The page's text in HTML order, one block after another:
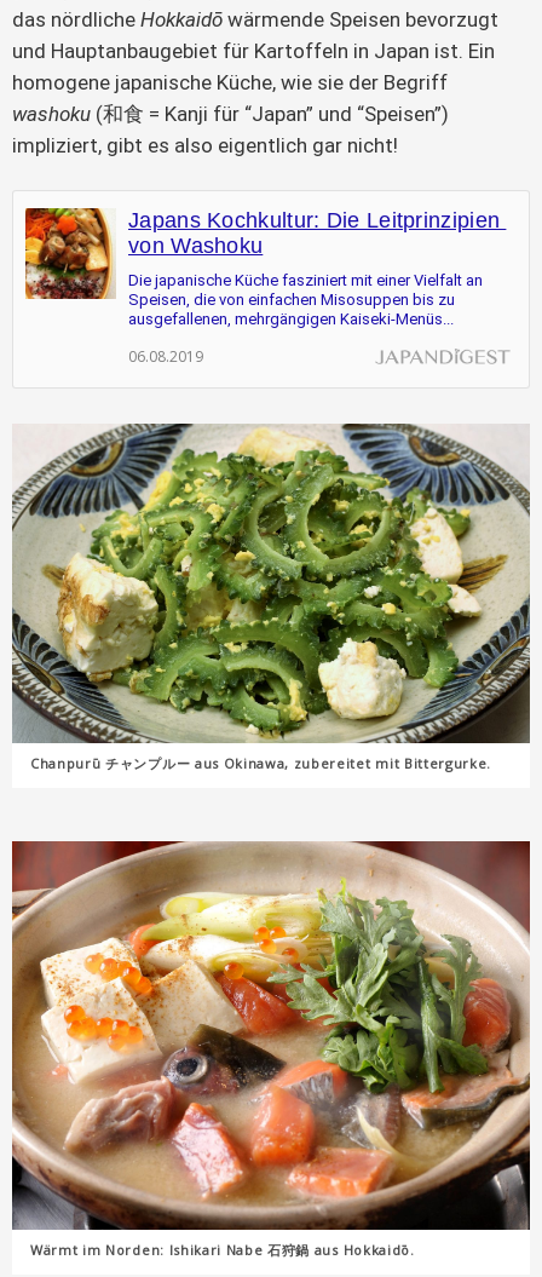
das nördliche Hokkaidō wärmende Speisen bevorzugt
und Hauptanbaugebiet für Kartoffeln in Japan ist. Ein
homogene japanische Küche, wie sie der Begriff
washoku (和食 = Kanji für “Japan” und “Speisen”)
impliziert, gibt es also eigentlich gar nicht!
Japans Kochkultur: Die Leitprinzipien
von Washoku
Die japanische Küche fasziniert mit einer Vielfalt an
Speisen, die von einfachen Misosuppen bis zu
ausgefallenen, mehrgängigen Kaiseki-Menüs...
06.08.2019
Chanpurū チャンプルー aus Okinawa, zubereitet mit Bittergurke.
Wärmt im Norden: Ishikari Nabe 石狩鍋 aus Hokkaidō.